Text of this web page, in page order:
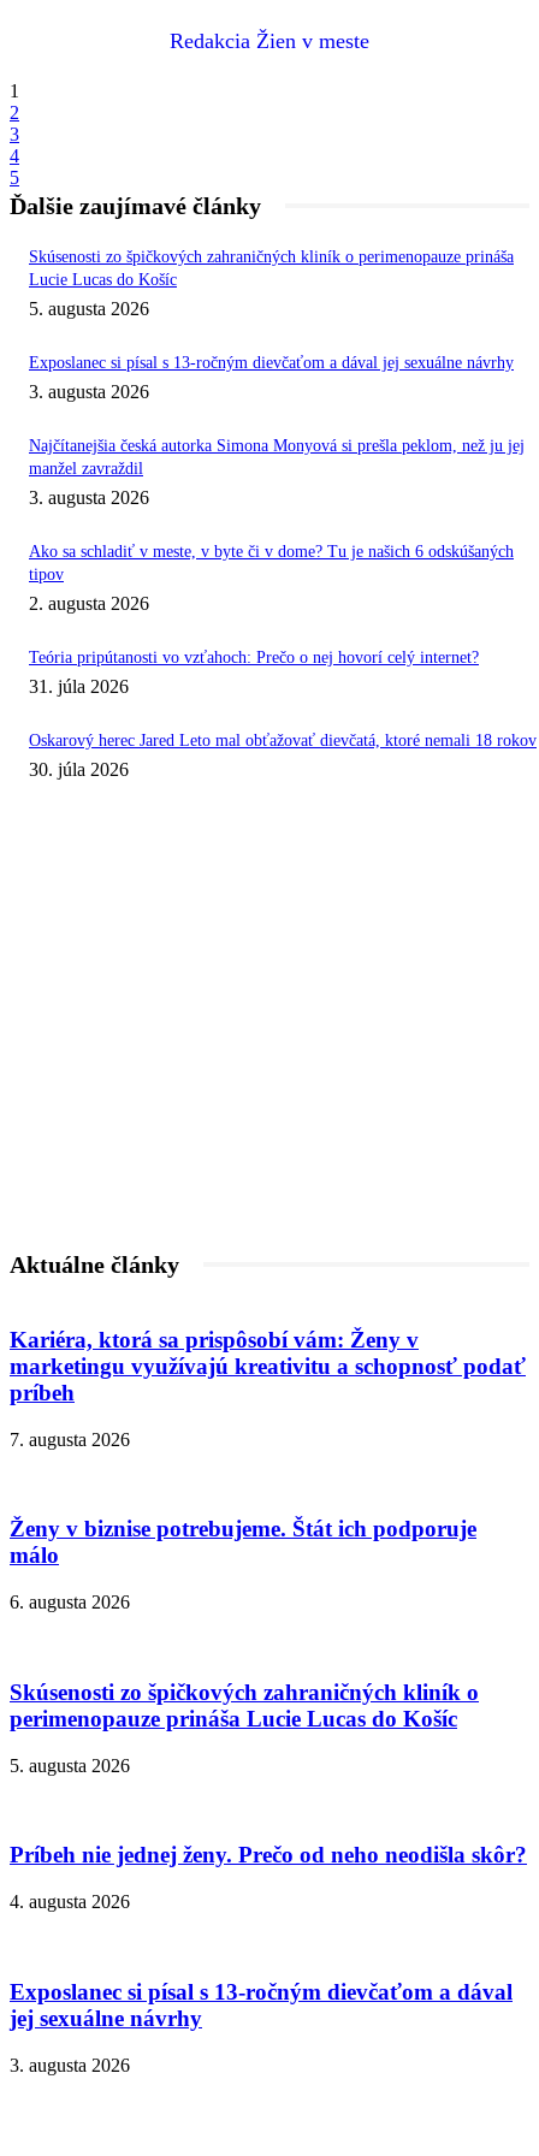
Redakcia Žien v meste
1
2
3
4
5
Ďalšie zaujímavé články
Skúsenosti zo špičkových zahraničných kliník o perimenopauze prináša
Lucie Lucas do Košíc
5. augusta 2026
Exposlanec si písal s 13-ročným dievčaťom a dával jej sexuálne návrhy
3. augusta 2026
Najčítanejšia česká autorka Simona Monyová si prešla peklom, než ju jej
manžel zavraždil
3. augusta 2026
Ako sa schladiť v meste, v byte či v dome? Tu je našich 6 odskúšaných
tipov
2. augusta 2026
Teória pripútanosti vo vzťahoch: Prečo o nej hovorí celý internet?
31. júla 2026
Oskarový herec Jared Leto mal obťažovať dievčatá, ktoré nemali 18 rokov
30. júla 2026
Aktuálne články
Kariéra, ktorá sa prispôsobí vám: Ženy v
marketingu využívajú kreativitu a schopnosť podať
príbeh
7. augusta 2026
Ženy v biznise potrebujeme. Štát ich podporuje
málo
6. augusta 2026
Skúsenosti zo špičkových zahraničných kliník o
perimenopauze prináša Lucie Lucas do Košíc
5. augusta 2026
Príbeh nie jednej ženy. Prečo od neho neodišla skôr?
4. augusta 2026
Exposlanec si písal s 13-ročným dievčaťom a dával
jej sexuálne návrhy
3. augusta 2026